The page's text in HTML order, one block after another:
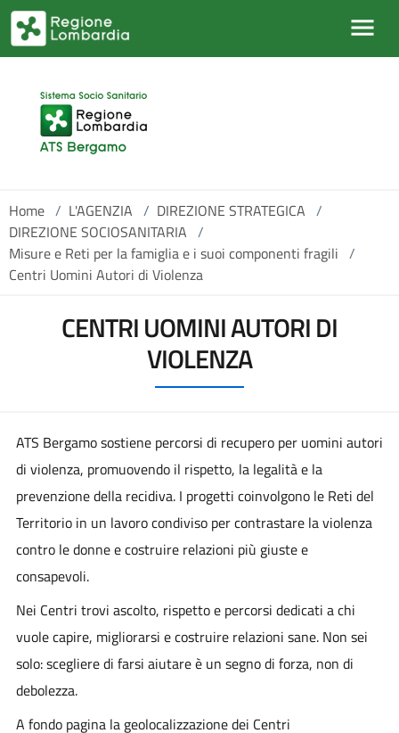
Salta al contenuto principale
Home / L'AGENZIA / DIREZIONE STRATEGICA /
DIREZIONE SOCIOSANITARIA /
Misure e Reti per la famiglia e i suoi componenti fragili /
Centri Uomini Autori di Violenza
CENTRI UOMINI AUTORI DI
VIOLENZA
ATS Bergamo sostiene percorsi di recupero per uomini autori
di violenza, promuovendo il rispetto, la legalità e la
prevenzione della recidiva. I progetti coinvolgono le Reti del
Territorio in un lavoro condiviso per contrastare la violenza
contro le donne e costruire relazioni più giuste e
consapevoli.
Nei Centri trovi ascolto, rispetto e percorsi dedicati a chi
vuole capire, migliorarsi e costruire relazioni sane. Non sei
solo: scegliere di farsi aiutare è un segno di forza, non di
debolezza.
A fondo pagina la geolocalizzazione dei Centri